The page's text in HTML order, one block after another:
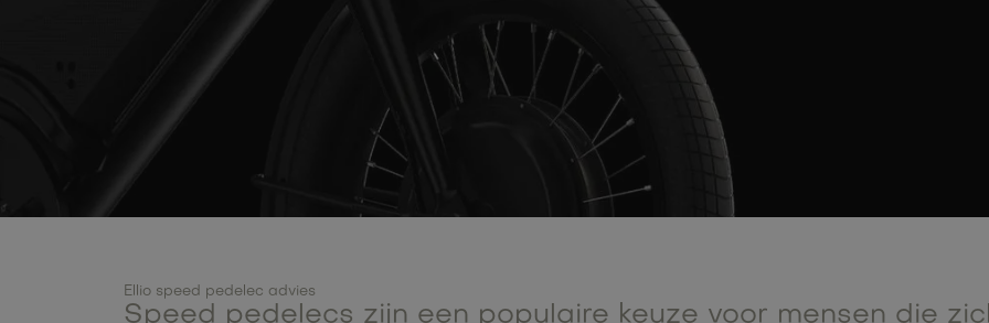
Ellio speed pedelec advies
Speed pedelecs zijn een populaire keuze voor mensen die